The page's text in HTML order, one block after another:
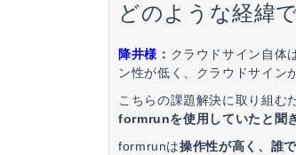
どのような経緯
降井様 ： クラウドサイン自体
ン性が低く、クラウドサイン
こちらの課題解決に取り組む
formrunを使用していたと聞
formrunは操作性が高く、誰